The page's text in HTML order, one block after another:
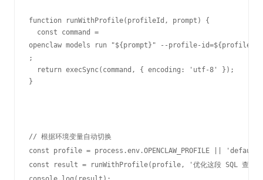
function runWithProfile(profileId, prompt) {
  const command =
openclaw models run "${prompt}" --profile-id=${profileId}
;
  return execSync(command, { encoding: 'utf-8' });
}
// 根据环境变量自动切换
const profile = process.env.OPENCLAW_PROFILE ||
const result = runWithProfile(profile, '优化这段 SQL 查询